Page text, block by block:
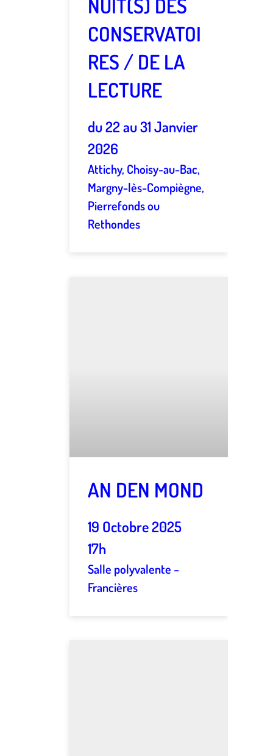
NUIT(S) DES
CONSERVATOI
RES / DE LA
LECTURE
du 22 au 31 Janvier
2026
Attichy, Choisy-au-Bac,
Margny-lès-Compiègne,
Pierrefonds ou
Rethondes
AN DEN MOND
19 Octobre 2025
17h
Salle polyvalente –
Francières